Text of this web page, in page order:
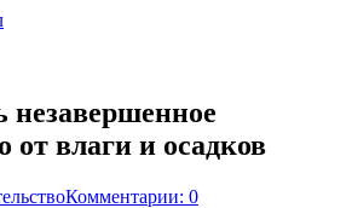
от влаги и осадков
Комментарии: 0